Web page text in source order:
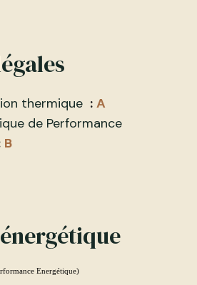
thermique
A
de Performance
B
Energétique)